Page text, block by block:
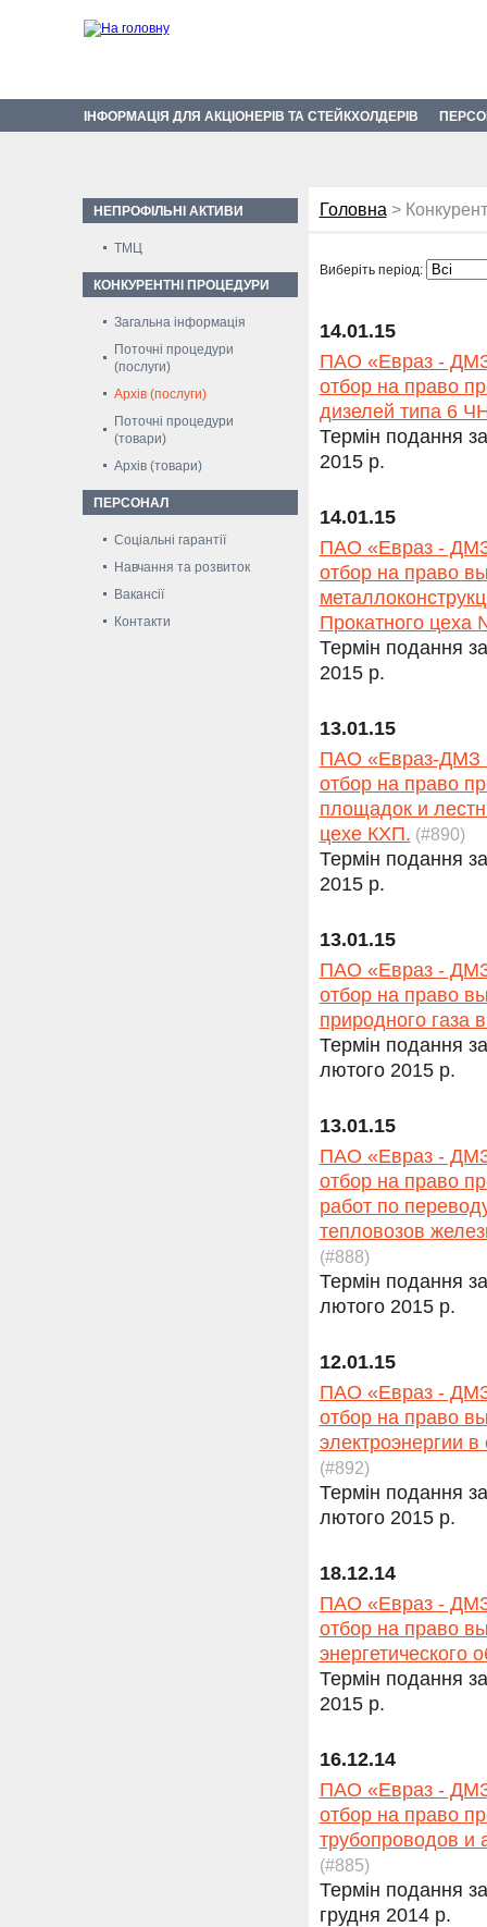
ІНФОРМАЦІЯ ДЛЯ АКЦІОНЕРІВ ТА СТЕЙКХОЛДЕРІВ
НЕПРОФІЛЬНІ АКТИВИ
ТМЦ
КОНКУРЕНТНІ ПРОЦЕДУРИ
Загальна інформація
Поточні процедури
(послуги)
Архів (послуги)
Поточні процедури
(товари)
Архів (товари)
ПЕРСОНАЛ
Соціальні гарантії
Навчання та розвиток
Вакансії
Контакти
Головна >
Виберіть період:
14.01.15
ПАО «Евраз - ДМЗ
отбор на право
дизелей типа 6
Термін подання
2015 р.
14.01.15
ПАО «Евраз - ДМЗ
отбор на право
Прокатного цеха
Термін подання
2015 р.
13.01.15
ПАО «Евраз-ДМЗ
отбор на право
площадок и
цехе КХП. (#890)
Термін подання
2015 р.
13.01.15
ПАО «Евраз - ДМЗ
отбор на право
природного газа
Термін подання
лютого 2015 р.
13.01.15
ПАО «Евраз - ДМЗ
отбор на право
работ по
тепловозов
(#888)
Термін подання
лютого 2015 р.
12.01.15
ПАО «Евраз - ДМЗ
отбор на право
электроэнергии
(#892)
Термін подання
лютого 2015 р.
18.12.14
ПАО «Евраз - ДМЗ
отбор на право
энергетического
Термін подання
2015 р.
16.12.14
ПАО «Евраз - ДМЗ
отбор на право
трубопроводов и
(#885)
Термін подання
грудня 2014 р.